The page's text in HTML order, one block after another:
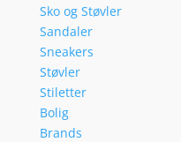
Sko og Støvler
Sandaler
Sneakers
Støvler
Stiletter
Bolig
Brands